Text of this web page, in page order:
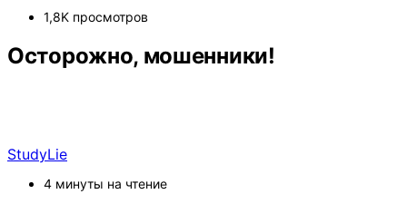
1,8K просмотров
Осторожно, мошенники!
StudyLie
4 минуты на чтение